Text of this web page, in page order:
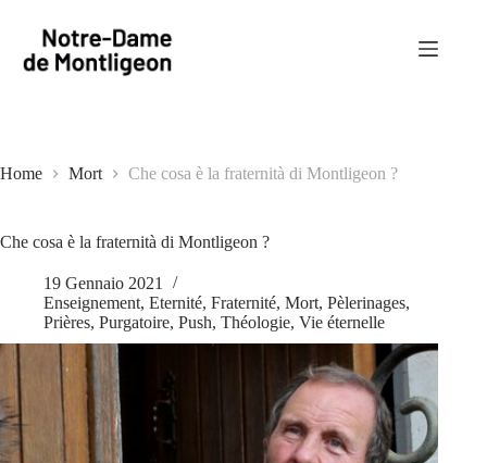
contenuto
Home Mort Che cosa è la fraternità di Montligeon ?
Che cosa è la fraternità di Montligeon ?
19 Gennaio 2021
Enseignement, Eternité, Fraternité, Mort, Pèlerinages,
Prières, Purgatoire, Push, Théologie, Vie éternelle